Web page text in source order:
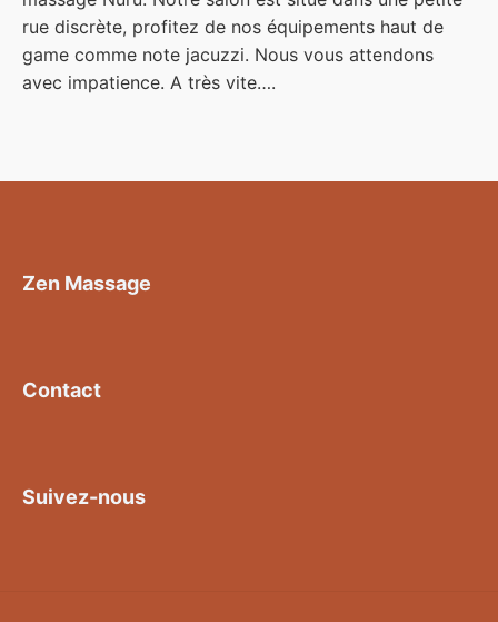
rue discrète, profitez de nos équipements haut de
game comme note jacuzzi. Nous vous attendons
avec impatience. A très vite….
Zen Massage
Contact
Suivez-nous